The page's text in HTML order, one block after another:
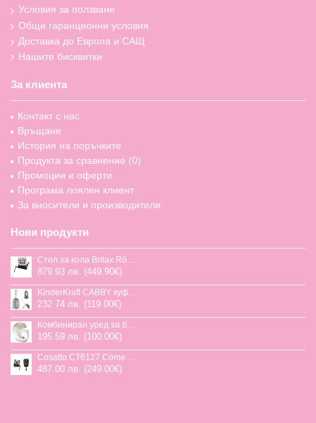
Условия за ползване
Общи гаранционни условия
Доставка до Европа и САЩ
Нашите бисквитки
За клиента
Контакт с нас
Връщане
История на поръчките
Продукта за сравнение (0)
Промоции и оферти
Програма лоялен клиент
За вносители и производители
Нови продукти
Стол за кола Britax Römer Swivel-Grow Max Air, 40-125 см
879.93 лв. (449.90€)
KinderKraft CABBY куфар със седалка
232.74 лв. (119.00€)
Комбиниран уред за бебешка храна Jane Chefkiss, 7 функции
195.59 лв. (100.00€)
Cosatto CT6127 Come and go 2 столче за кола HOGLET
487.00 лв. (249.00€)